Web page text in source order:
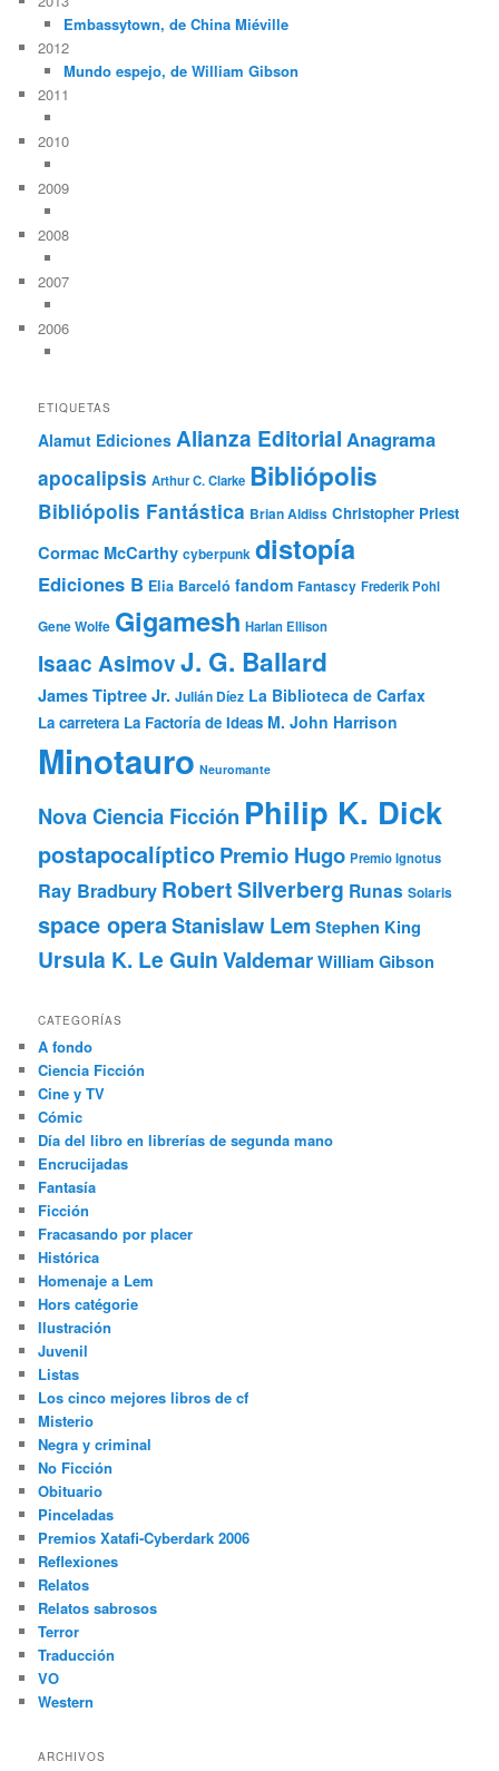
Embassytown, de China Miéville
2012
Mundo espejo, de William Gibson
2011
2010
2009
2008
2007
2006
ETIQUETAS
Alamut Ediciones Alianza Editorial Anagrama
apocalipsis Arthur C. Clarke Bibliópolis
Bibliópolis Fantástica Brian Aldiss Christopher Priest
Cormac McCarthy cyberpunk distopía
Ediciones B Elia Barceló fandom Fantascy Frederik Pohl
Gene Wolfe Gigamesh Harlan Ellison
Isaac AsimovJ. G. Ballard
James Tiptree Jr. Julián Díez La Biblioteca de Carfax
La carretera La Factoría de Ideas M. John Harrison
Minotauro Neuromante
Nova Ciencia Ficción Philip K. Dick
postapocalípticoPremio Hugo Premio Ignotus
Ray Bradbury Robert Silverberg Runas Solaris
space operaStanislaw Lem Stephen King
Ursula K. Le GuinValdemarWilliam Gibson
CATEGORÍAS
A fondo
Ciencia Ficción
Cine y TV
Cómic
Día del libro en librerías de segunda mano
Encrucijadas
Fantasía
Ficción
Fracasando por placer
Histórica
Homenaje a Lem
Hors catégorie
Ilustración
Juvenil
Listas
Los cinco mejores libros de cf
Misterio
Negra y criminal
No Ficción
Obituario
Pinceladas
Premios Xatafi-Cyberdark 2006
Reflexiones
Relatos
Relatos sabrosos
Terror
Traducción
VO
Western
ARCHIVOS